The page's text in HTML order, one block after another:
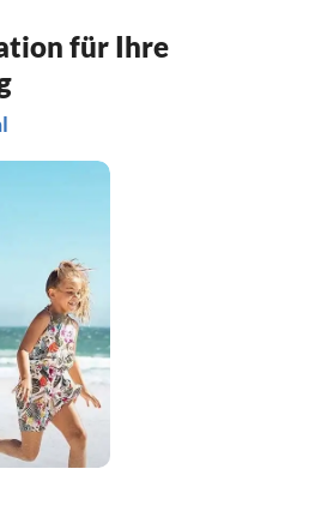
für Ihre